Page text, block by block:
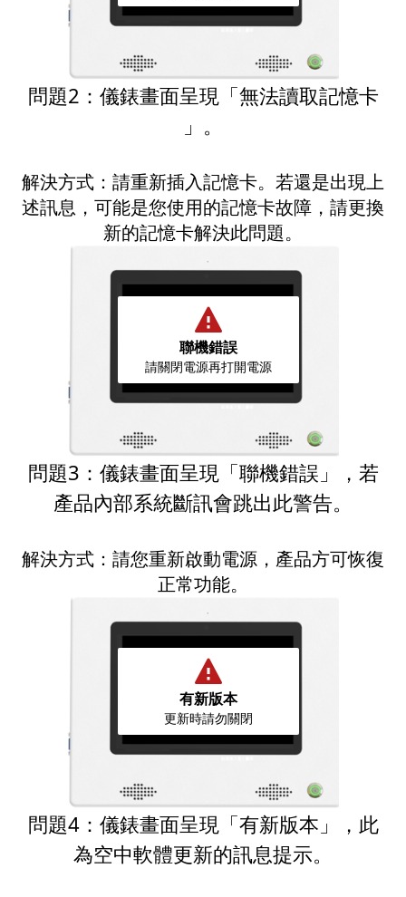
問題2：儀錶畫面呈現「無法讀取記憶卡
」。
解決方式：請重新插入記憶卡。若還是出現上
述訊息，可能是您使用的記憶卡故障，請更換
新的記憶卡解決此問題。
聯機錯誤
請關閉電源再打開電源
問題3：儀錶畫面呈現「聯機錯誤」，若
產品內部系統斷訊會跳出此警告。
解決方式：請您重新啟動電源，產品方可恢復
正常功能。
有新版本
更新時請勿關閉
問題4：儀錶畫面呈現「有新版本」，此
為空中軟體更新的訊息提示。